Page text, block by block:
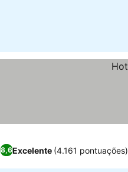
8,6Excelente (4.161 pontuações)